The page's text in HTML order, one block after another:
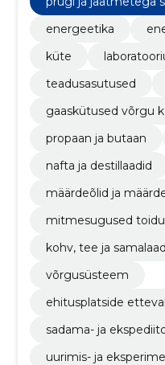
energeetika
küte
teadusasutused
gaaskütused võrgu
propaan ja butaan
nafta ja destillaadid
määrdeõlid ja
mitmesugused
kohv, tee ja
võrgusüsteem
ehitusplatside
sadama- ja
uurimis- ja